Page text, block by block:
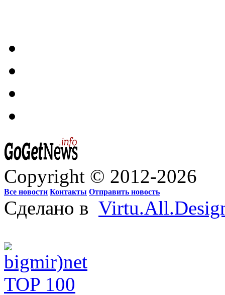
Copyright © 2012-2026
Все новости Контакты Отправить новость
Сделано в